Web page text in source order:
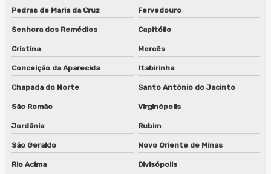
Pedras de Maria da Cruz Fervedouro
Senhora dos Remédios Capitólio
Cristina Mercês
Conceição da Aparecida Itabirinha
Chapada do Norte Santo Antônio do Jacinto
São Romão Virginópolis
Jordânia Rubim
São Geraldo Novo Oriente de Minas
Rio Acima Divisópolis